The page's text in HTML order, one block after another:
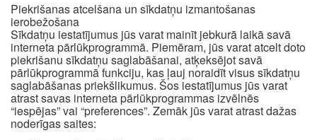
Piekrišanas atcelšana un sīkdatņu izmantošanas
ierobežošana
Sīkdatņu iestatījumus jūs varat mainīt jebkurā laikā savā
interneta pārlūkprogrammā. Piemēram, jūs varat atcelt doto
piekrišanu sīkdatņu saglabāšanai, atķeksējot savā
pārlūkprogrammā funkciju, kas ļauj noraidīt visus sīkdatņu
saglabāšanas priekšlikumus. Šos iestatījumus jūs varat
atrast savas interneta pārlūkprogrammas izvēlnēs
“iespējas” vai “preferences”. Zemāk jūs varat atrast dažas
noderīgas saites: